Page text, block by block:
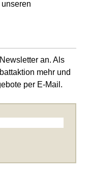
an. Als
mehr und
per E-Mail.